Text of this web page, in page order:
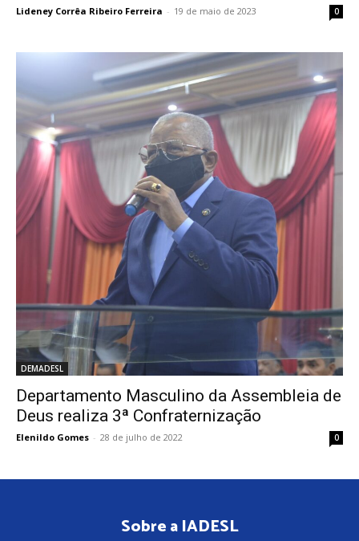
Lideney Corrêa Ribeiro Ferreira - 19 de maio de 2023 0
DEMADESL
Departamento Masculino da Assembleia de
Deus realiza 3ª Confraternização
Elenildo Gomes - 28 de julho de 2022 0
Sobre a IADESL